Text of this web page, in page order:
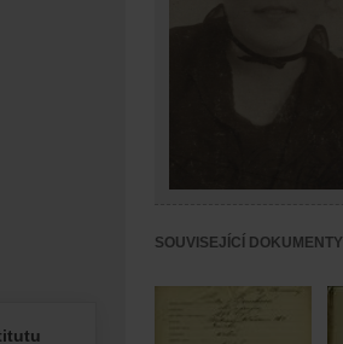
SOUVISEJÍCÍ DOKUMENTY